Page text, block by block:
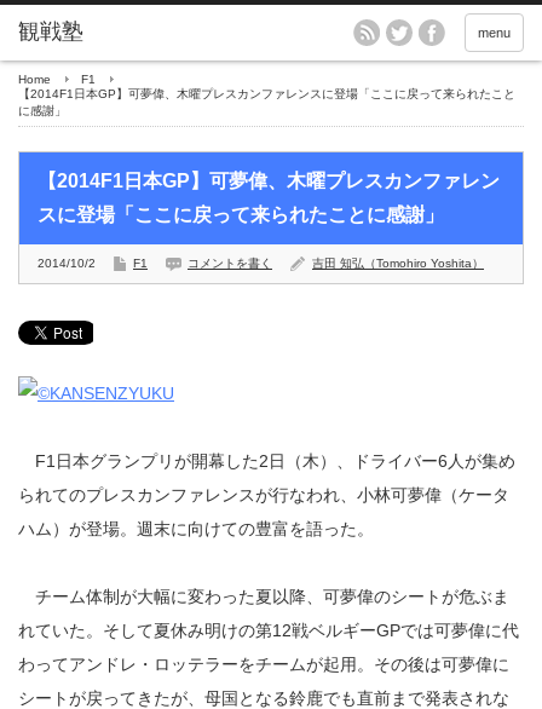
menu
Home
F1
【2014F1日本GP】可夢偉、木曜プレスカンファレンスに登場「ここに戻って来られたこと
に感謝」
【2014F1日本GP】可夢偉、木曜プレスカンファレン
スに登場「ここに戻って来られたことに感謝」
2014/10/2 F1 コメントを書く 吉田 知弘（Tomohiro Yoshita）
F1日本グランプリが開幕した2日（木）、ドライバー6人が集め
られてのプレスカンファレンスが行なわれ、小林可夢偉（ケータ
ハム）が登場。週末に向けての豊富を語った。
チーム体制が大幅に変わった夏以降、可夢偉のシートが危ぶま
れていた。そして夏休み明けの第12戦ベルギーGPでは可夢偉に代
わってアンドレ・ロッテラーをチームが起用。その後は可夢偉に
シートが戻ってきたが、母国となる鈴鹿でも直前まで発表されな